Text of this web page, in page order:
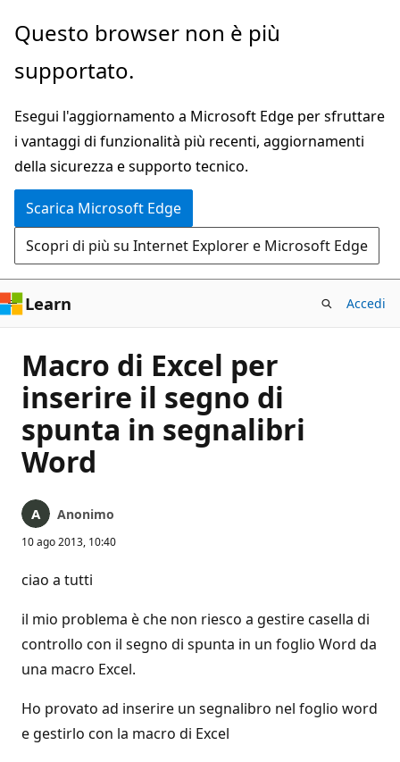
Ignora
passa
contenuto
principale
Questo browser non è più
supportato.
Esegui l'aggiornamento a Microsoft Edge per sfruttare
i vantaggi di funzionalità più recenti, aggiornamenti
della sicurezza e supporto tecnico.
Scarica Microsoft Edge
Scopri di più su Internet Explorer e Microsoft Edge
Learn Accedi
Macro di Excel per
inserire il segno di
spunta in segnalibri
Word
Anonimo
10 ago 2013, 10:40
ciao a tutti
il mio problema è che non riesco a gestire casella di
controllo con il segno di spunta in un foglio Word da
una macro Excel.
Ho provato ad inserire un segnalibro nel foglio word
e gestirlo con la macro di Excel